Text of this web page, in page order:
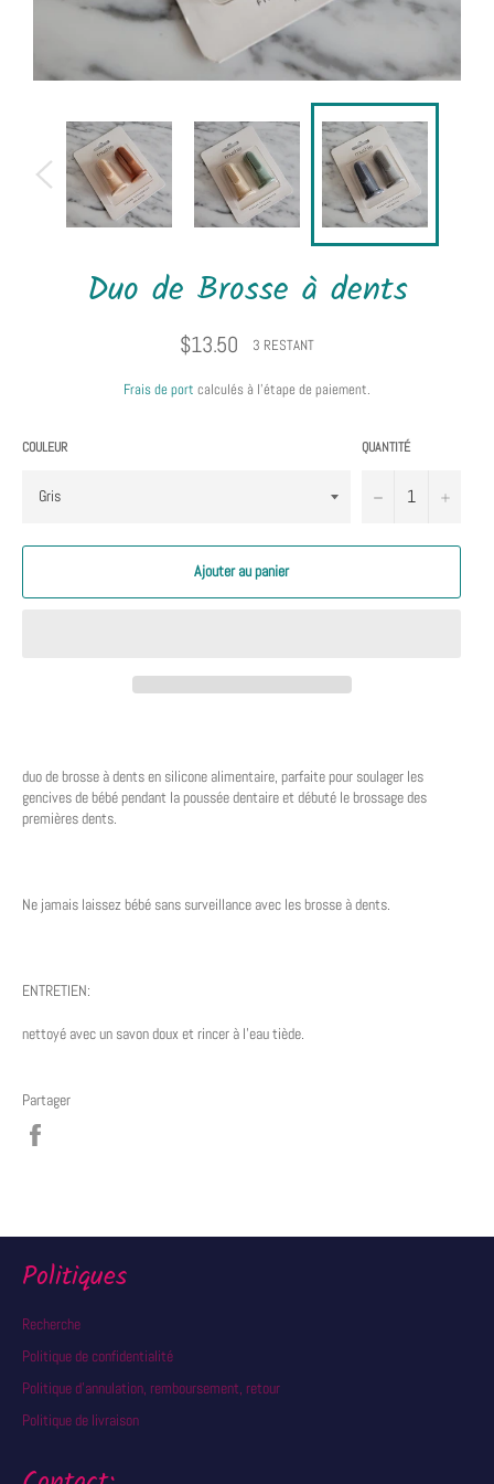
Duo de Brosse à dents
Prix
régulier
$13.50 3 RESTANT
Frais de port calculés à l'étape de paiement.
COULEUR QUANTITÉ
− +
Ajouter au panier
duo de brosse à dents en silicone alimentaire, parfaite pour soulager les
gencives de bébé pendant la poussée dentaire et débuté le brossage des
premières dents.
Ne jamais laissez bébé sans surveillance avec les brosse à dents.
ENTRETIEN:
nettoyé avec un savon doux et rincer à l'eau tiède.
Partager
Politiques
Recherche
Politique de confidentialité
Politique d'annulation, remboursement, retour
Politique de livraison